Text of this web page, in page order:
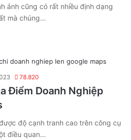
ảnh cũng có rất nhiều định dạng
mà chúng…
78.820
Điểm Doanh Nghiệp
độ cạnh tranh cao trên công cụ
điều quan…